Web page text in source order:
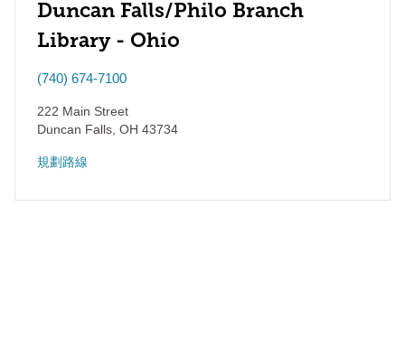
Duncan Falls/Philo Branch
Library - Ohio
(740) 674-7100
222 Main Street
Duncan Falls OH 43734
規劃路線